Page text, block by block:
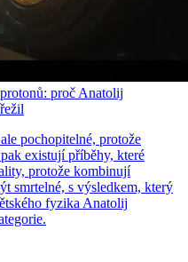
proč Anatolij
pochopitelné, protože
existují příběhy, které
protože kombinují
smrtelné, s výsledkem, který
fyzika Anatolij